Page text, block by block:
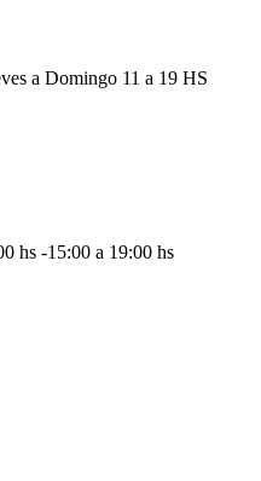
a Domingo 11 a 19 HS
hs -15:00 a 19:00 hs